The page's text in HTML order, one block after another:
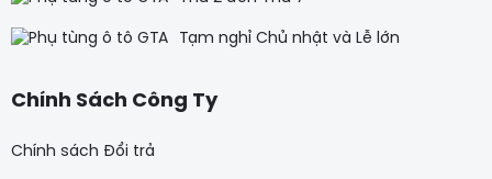
Tạm nghỉ Chủ nhật và Lễ lớn
Chính Sách Công Ty
Chính sách Đổi trả